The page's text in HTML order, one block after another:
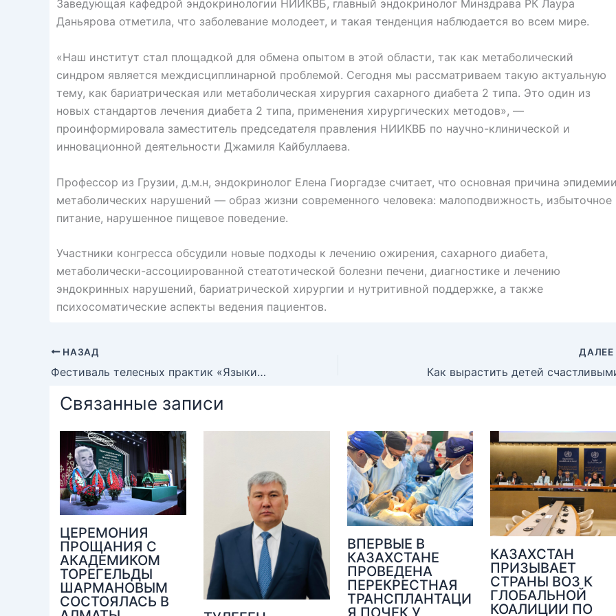
Заведующая кафедрой эндокринологии НИИКВБ, главный эндокринолог Минздрава РК Лаура
Даньярова отметила, что заболевание молодеет, и такая тенденция наблюдается во всем мире.
«Наш институт стал площадкой для обмена опытом в этой области, так как метаболический
синдром является междисциплинарной проблемой. Сегодня мы рассматриваем такую актуальную
тему, как бариатрическая или метаболическая хирургия сахарного диабета 2 типа. Это один из
новых стандартов лечения диабета 2 типа, применения хирургических методов», —
проинформировала заместитель председателя правления НИИКВБ по научно-клинической и
инновационной деятельности Джамиля Кайбуллаева.
Профессор из Грузии, д.м.н, эндокринолог Елена Гиоргадзе считает, что основная причина
метаболических нарушений — образ жизни современного человека: малоподвижность, избыточное
питание, нарушенное пищевое поведение.
Участники конгресса обсудили новые подходы к лечению ожирения, сахарного диабета,
метаболически-ассоциированной стеатотической болезни печени, диагностике и лечению
эндокринных нарушений, бариатрической хирургии и нутритивной поддержке, а также
психосоматические аспекты ведения пациентов.
НАЗАД
Фестиваль телесных практик «Языки тела»
ДАЛЕЕ
Как вырастить детей
Связанные записи
ЦЕРЕМОНИЯ
ПРОЩАНИЯ С
АКАДЕМИКОМ
ТОРЕГЕЛЬДЫ
ШАРМАНОВЫМ
СОСТОЯЛАСЬ В
ВПЕРВЫЕ В
КАЗАХСТАНЕ
ПРОВЕДЕНА
ПЕРЕКРЕСТНАЯ
ТРАНСПЛАНТАЦИ
Я ПОЧЕК У
КАЗАХСТАН
ПРИЗЫВАЕТ
СТРАНЫ ВОЗ К
ГЛОБАЛЬНОЙ
КОАЛИЦИИ ПО